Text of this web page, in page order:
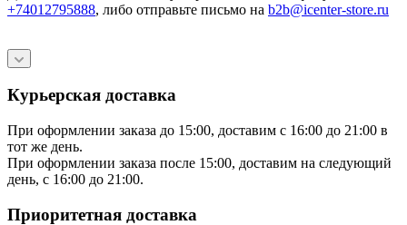
+74012795888, либо отправьте письмо на b2b@icenter-store.ru
Курьерская доставка
При оформлении заказа до 15:00, доставим с 16:00 до 21:00 в
тот же день.
При оформлении заказа после 15:00, доставим на следующий
день, с 16:00 до 21:00.
Приоритетная доставка